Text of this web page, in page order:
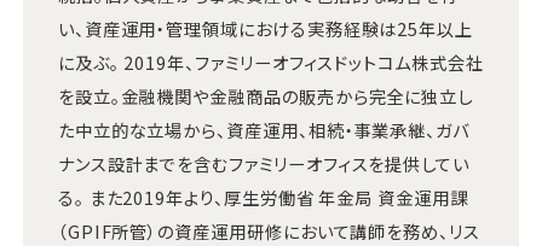
い、資産運用・管理領域における実務経験は25年以上
に及ぶ。 2019年、ファミリーオフィスドットコム株式会社
を設立。金融機関や金融商品の販売から完全に独立し
た中立的な立場から、資産運用、相続・事業承継、ガバ
ナンス設計までを含むファミリーオフィスを提供してい
る。 また2019年より、厚生労働省 年金局 資金運用課
（GPIF所管）の資産運用研修において講師を務め、リス